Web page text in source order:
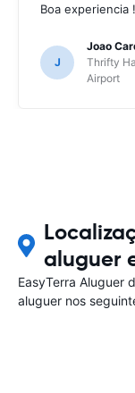
Boa experiencia !
J
Joao
Thrifty
Airport
aluguer
EasyTerra Aluguer
aluguer nos